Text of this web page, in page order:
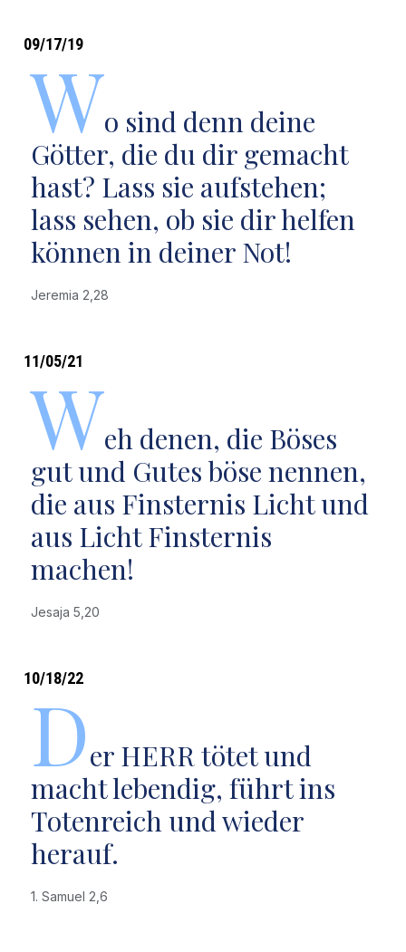
09/17/19
Wo sind denn deine
Götter, die du dir gemacht
hast? Lass sie aufstehen;
lass sehen, ob sie dir helfen
können in deiner Not!
Jeremia 2,28
11/05/21
Weh denen, die Böses
gut und Gutes böse nennen,
die aus Finsternis Licht und
aus Licht Finsternis
machen!
Jesaja 5,20
10/18/22
Der HERR tötet und
macht lebendig, führt ins
Totenreich und wieder
herauf.
1. Samuel 2,6